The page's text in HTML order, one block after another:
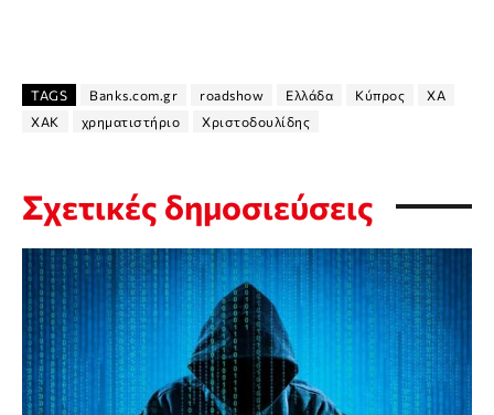
TAGS Banks.com.gr roadshow Ελλάδα Κύπρος
ΧΑ
ΧΑΚ
χρηματιστήριο Χριστοδουλίδης
Σχετικές δημοσιεύσεις